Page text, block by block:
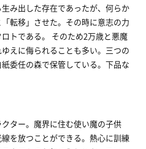
み出した存在であったが、何らか
転移」させた。その時に意志の力
トである。 そのため2万歳と悪魔
えに侮られることも多い。三つの
委任の森で保管している。下品な
ター。魔界に住む使い魔の子供
を放つことができる。熱心に訓練